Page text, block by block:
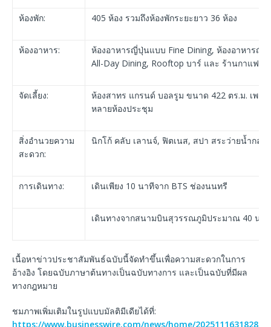
ห้องพัก: 405 ห้อง รวมถึงห้องพักระยะยาว 36 ห้อง
ห้องอาหาร:
ห้องอาหารญี่ปุ่นแบบ Fine Dining, ห้องอาหารญี่
All-Day Dining, Rooftop บาร์ และ ร้านกาแฟแ
จัดเลี้ยง:
ห้องสาทร แกรนด์ บอลรูม ขนาด 422 ตร.ม. เพด
หลายห้องประชุม
สิ่งอำนวยความ
สะดวก:
นิกโก้ คลับ เลานจ์, ฟิตเนส, สปา สระว่ายน้ำกลา
การเดินทาง: เดินเพียง 10 นาทีจาก BTS ช่องนนทรี
เดินทางจากสนามบินสุวรรณภูมิประมาณ 40 นาที
เนื้อหาข่าวประชาสัมพันธ์ฉบับนี้จัดทำขึ้นเพื่อความสะดวกในการ
อ้างอิง โดยฉบับภาษาต้นทางเป็นฉบับทางการ และเป็นฉบับที่มีผล
ทางกฎหมาย
ชมภาพเพิ่มเติมในรูปแบบมัลติมีเดียได้ที่:
https://www.businesswire.com/news/home/2025111631828